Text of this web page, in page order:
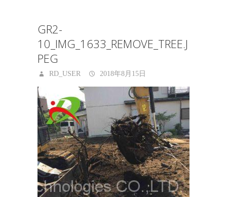
GR2-
10_IMG_1633_REMOVE_TREE.J
PEG
RD_USER 2018年8月15日